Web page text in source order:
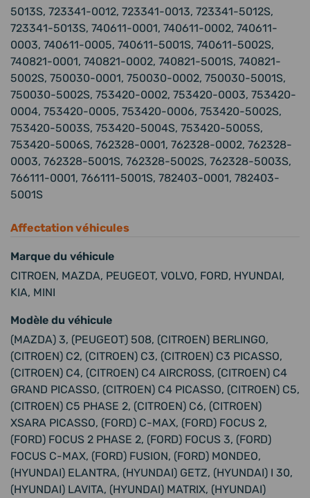
5013S, 723341-0012, 723341-0013, 723341-5012S,
723341-5013S, 740611-0001, 740611-0002, 740611-
0003, 740611-0005, 740611-5001S, 740611-5002S,
740821-0001, 740821-0002, 740821-5001S, 740821-
5002S, 750030-0001, 750030-0002, 750030-5001S,
750030-5002S, 753420-0002, 753420-0003, 753420-
0004, 753420-0005, 753420-0006, 753420-5002S,
753420-5003S, 753420-5004S, 753420-5005S,
753420-5006S, 762328-0001, 762328-0002, 762328-
0003, 762328-5001S, 762328-5002S, 762328-5003S,
766111-0001, 766111-5001S, 782403-0001, 782403-
5001S
Affectation véhicules
Marque du véhicule
CITROEN, MAZDA, PEUGEOT, VOLVO, FORD, HYUNDAI,
KIA, MINI
Modèle du véhicule
(MAZDA) 3, (PEUGEOT) 508, (CITROEN) BERLINGO,
(CITROEN) C2, (CITROEN) C3, (CITROEN) C3 PICASSO,
(CITROEN) C4, (CITROEN) C4 AIRCROSS, (CITROEN) C4
GRAND PICASSO, (CITROEN) C4 PICASSO, (CITROEN) C5,
(CITROEN) C5 PHASE 2, (CITROEN) C6, (CITROEN)
XSARA PICASSO, (FORD) C-MAX, (FORD) FOCUS 2,
(FORD) FOCUS 2 PHASE 2, (FORD) FOCUS 3, (FORD)
FOCUS C-MAX, (FORD) FUSION, (FORD) MONDEO,
(HYUNDAI) ELANTRA, (HYUNDAI) GETZ, (HYUNDAI) I 30,
(HYUNDAI) LAVITA, (HYUNDAI) MATRIX, (HYUNDAI)